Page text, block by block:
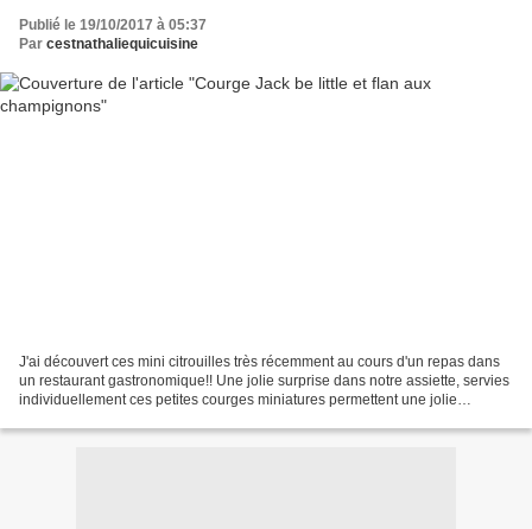
Publié le 19/10/2017 à 05:37
Par cestnathaliequicuisine
J'ai découvert ces mini citrouilles très récemment au cours d'un repas dans
un restaurant gastronomique!! Une jolie surprise dans notre assiette, servies
individuellement ces petites courges miniatures permettent une jolie